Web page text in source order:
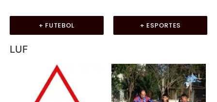
+ FUTEBOL + ESPORTES
LUF